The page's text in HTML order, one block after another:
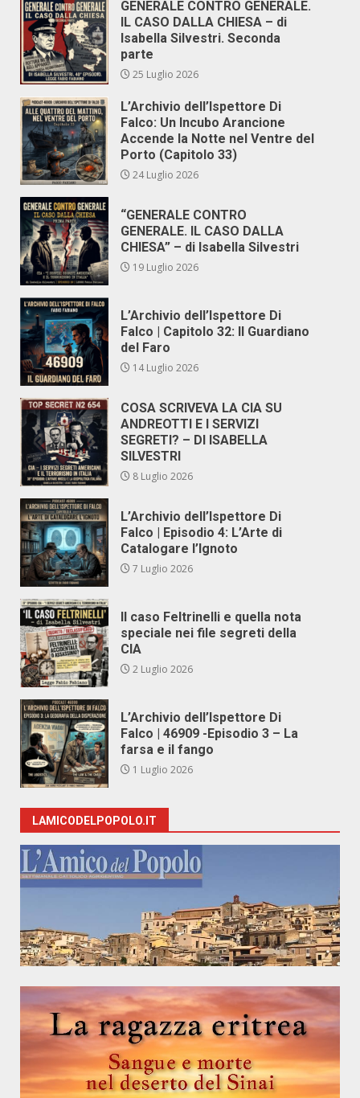
GENERALE CONTRO GENERALE.
IL CASO DALLA CHIESA – di
Isabella Silvestri. Seconda
parte
25 Luglio 2026
L’Archivio dell’Ispettore Di
Falco: Un Incubo Arancione
Accende la Notte nel Ventre del
Porto (Capitolo 33)
24 Luglio 2026
“GENERALE CONTRO
GENERALE. IL CASO DALLA
CHIESA” – di Isabella Silvestri
19 Luglio 2026
L’Archivio dell’Ispettore Di
Falco | Capitolo 32: Il Guardiano
del Faro
14 Luglio 2026
COSA SCRIVEVA LA CIA SU
ANDREOTTI E I SERVIZI
SEGRETI? – DI ISABELLA
SILVESTRI
8 Luglio 2026
L’Archivio dell’Ispettore Di
Falco | Episodio 4: L’Arte di
Catalogare l’Ignoto
7 Luglio 2026
Il caso Feltrinelli e quella nota
speciale nei file segreti della
CIA
2 Luglio 2026
L’Archivio dell’Ispettore Di
Falco | 46909 -Episodio 3 – La
farsa e il fango
1 Luglio 2026
LAMICODELPOPOLO.IT